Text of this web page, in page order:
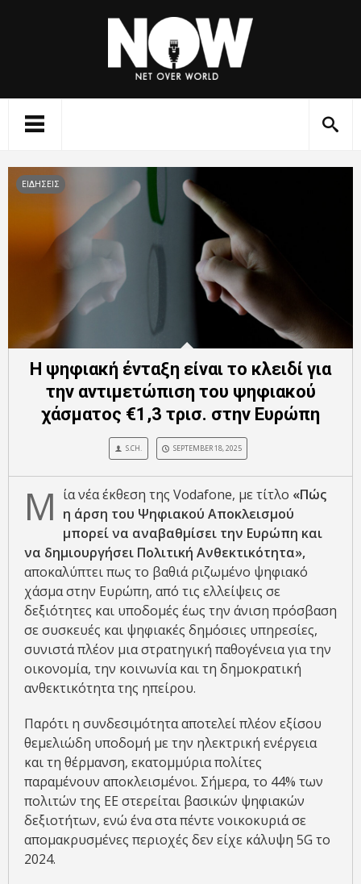
ΕΙΔΗΣΕΙΣ
Η ψηφιακή ένταξη είναι το κλειδί για
την αντιμετώπιση του ψηφιακού
χάσματος €1,3 τρισ. στην Ευρώπη
S.CH. SEPTEMBER 18, 2025
Μ ία νέα έκθεση της Vodafone, με τίτλο «Πώς
η άρση του Ψηφιακού Αποκλεισμού
μπορεί να αναβαθμίσει την Ευρώπη και
να δημιουργήσει Πολιτική Ανθεκτικότητα»,
αποκαλύπτει πως το βαθιά ριζωμένο ψηφιακό
χάσμα στην Ευρώπη, από τις ελλείψεις σε
δεξιότητες και υποδομές έως την άνιση πρόσβαση
σε συσκευές και ψηφιακές δημόσιες υπηρεσίες,
συνιστά πλέον μια στρατηγική παθογένεια για την
οικονομία, την κοινωνία και τη δημοκρατική
ανθεκτικότητα της ηπείρου.
Παρότι η συνδεσιμότητα αποτελεί πλέον εξίσου
θεμελιώδη υποδομή με την ηλεκτρική ενέργεια
και τη θέρμανση, εκατομμύρια πολίτες
παραμένουν αποκλεισμένοι. Σήμερα, το 44% των
πολιτών της ΕΕ στερείται βασικών ψηφιακών
δεξιοτήτων, ενώ ένα στα πέντε νοικοκυριά σε
απομακρυσμένες περιοχές δεν είχε κάλυψη 5G το
2024.